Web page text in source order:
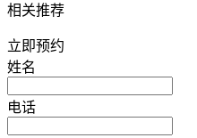
相关推荐
立即预约
姓名
电话